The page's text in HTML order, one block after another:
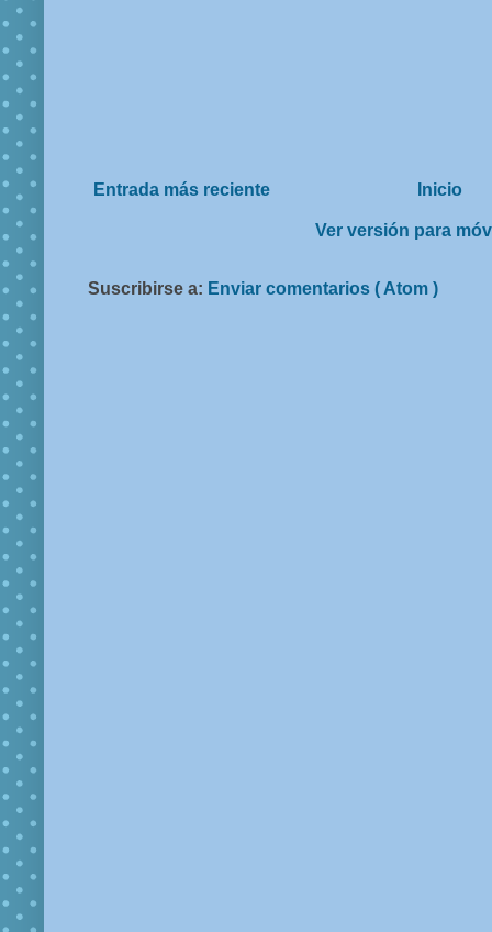
Entrada más reciente Inicio
Ver versión para
Suscribirse a: Enviar comentarios ( Atom )